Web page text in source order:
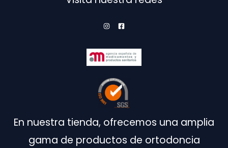
la
de
producto
En nuestra tienda, ofrecemos una amplia
gama de productos de ortodoncia